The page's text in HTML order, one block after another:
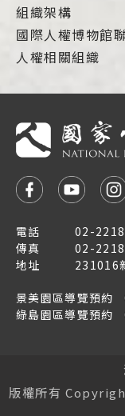
組織架構
國際人權博物館
人權相關組織
電話
02-
傳真
02-
地址
231016
景美園區導覽預約
綠島園區導覽預約
版權所有